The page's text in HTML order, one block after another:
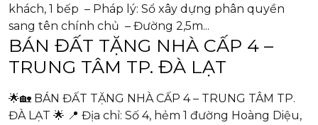
khách, 1 bếp – Pháp lý: Sổ xây dựng phân quyền
sang tên chính chủ – Đường 2,5m...
BÁN ĐẤT TẶNG NHÀ CẤP 4 –
TRUNG TÂM TP. ĐÀ LẠT
🌟🏡 BÁN ĐẤT TẶNG NHÀ CẤP 4 – TRUNG TÂM TP.
ĐÀ LẠT 🌟 📍 Địa chỉ: Số 4, hẻm 1 đường Hoàng Diệu,